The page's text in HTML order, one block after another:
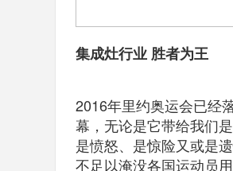
集成灶行业 胜者为王
2016年里约奥运会已经
幕，无论是它带给我们是
是愤怒、是惊险又或是
不足以淹没各国运动员